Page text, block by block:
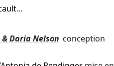
…
Daria Nelson conception